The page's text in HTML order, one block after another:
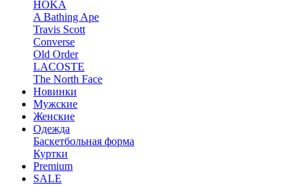
HOKA
A Bathing Ape
Travis Scott
Converse
Old Order
LACOSTE
The North Face
Новинки
Мужские
Женские
Одежда
Баскетбольная форма
Куртки
Premium
SALE